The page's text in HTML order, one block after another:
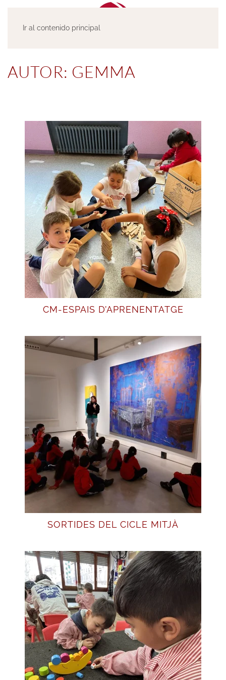
Ir al contenido principal
AUTOR: GEMMA
CM-ESPAIS D’APRENENTATGE
SORTIDES DEL CICLE MITJÀ